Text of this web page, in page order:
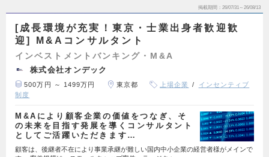
掲載期間 26/07/31～26/08/13
[成長環境が充実！東京・士業出身者歓迎歓
迎] M&Aコンサルタント
インベストメントバンキング・M&A
株式会社オンデック
500万円 ～ 1499万円 東京都 上場企業
インセンティブ
制度
M&Aにより顧客企業の価値をつなぎ、そ
の未来を目指す発展を導くコンサルタント
としてご活躍いただきます…
顧客は、後継者不在により事業承継が難しい国内中小企業の経営者様がメインで